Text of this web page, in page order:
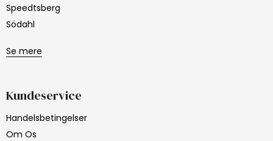
Speedtsberg
Södahl
Se mere
Kundeservice
Handelsbetingelser
Om Os